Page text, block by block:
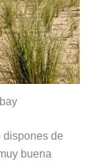
dispones de
buena